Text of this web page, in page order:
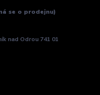
se o prodejnu)
nad Odrou 741 01